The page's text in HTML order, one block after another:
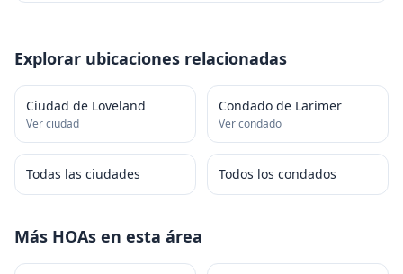
Explorar ubicaciones relacionadas
Ciudad de Loveland
Ver ciudad
Condado de Larimer
Ver condado
Todas las ciudades Todos los condados
Más HOAs en esta área